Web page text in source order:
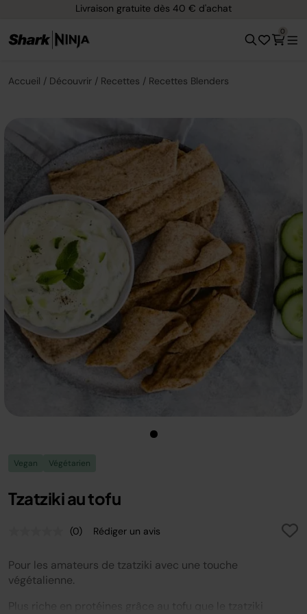
Livraison gratuite dès 40 € d'achat
0
Accueil Découvrir Recettes Recettes Blenders
Vegan Végétarien
Tzatziki au tofu
Aucune
notation.
Lien
(0) Rédiger un avis
Pour les amateurs de tzatziki avec une touche
végétalienne.
Plus riche en protéines grâce au tofu que le tzatziki